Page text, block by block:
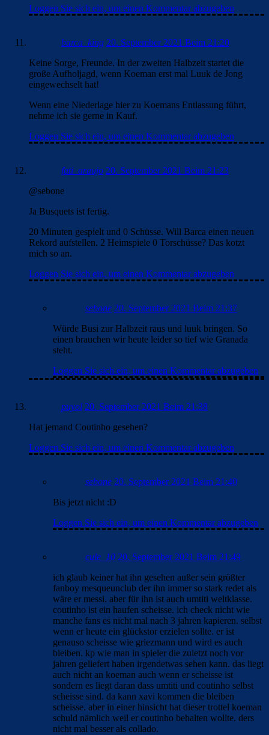
Loggen Sie sich ein, um einen Kommentar abzugeben
barca_king 20. September 2021 Beim 21:20
Keine Sorge, Freunde. In der zweiten Halbzeit startet die
große Aufholjagd, wenn Koeman erst mal Luuk de Jong
eingewechselt hat!
Wenn eine Niederlage hier zu Koemans Entlassung führt,
nehme ich sie gerne in Kauf.
Loggen Sie sich ein, um einen Kommentar abzugeben
fati_araujo 20. September 2021 Beim 21:23
@sebone
Ja Busquets ist fertig.
20 Minuten gespielt und 0 Schüsse. Will Barca einen neuen
Rekord aufstellen. 2 Heimspiele 0 Torschüsse? Das kotzt
mich so an.
Loggen Sie sich ein, um einen Kommentar abzugeben
sebone 20. September 2021 Beim 21:37
Würde Busi zur Halbzeit raus und luuk bringen. So
einen brauchen wir heute leider so tief wie Granada
steht.
Loggen Sie sich ein, um einen Kommentar abzugeben
puyol 20. September 2021 Beim 21:38
Hat jemand Coutinho gesehen?
Loggen Sie sich ein, um einen Kommentar abzugeben
sebone 20. September 2021 Beim 21:40
Bis jetzt nicht :D
Loggen Sie sich ein, um einen Kommentar abzugeben
cule_10 20. September 2021 Beim 21:49
ich glaub keiner hat ihn gesehen außer sein größter
fanboy mesqueunclub der ihn immer so stark redet als
wäre er messi. aber für ihn ist auch umtiti weltklasse.
coutinho ist ein haufen scheisse. ich check nicht wie
manche fans es nicht mal nach 3 jahren kapieren. selbst
wenn er heute ein glückstor erzielen sollte. er ist
genauso scheisse wie griezmann und wird es auch
bleiben. kp wie man in spieler die zuletzt noch vor
jahren geliefert haben irgendetwas sehen kann. das liegt
auch nicht an koeman auch wenn er scheisse ist
sondern es liegt daran dass umtiti und coutinho selbst
scheisse sind. da kann xavi kommen die bleiben
scheisse. aber in einer hinsicht hat dieser trottel koeman
schuld nämlich weil er coutinho behalten wollte. ders
nicht mal besser als collado.